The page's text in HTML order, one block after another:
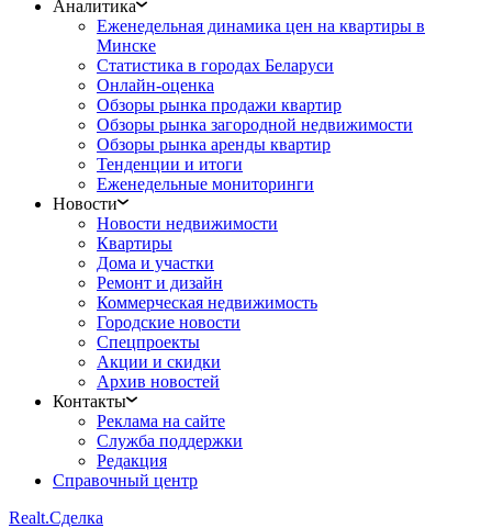
Аналитика
Еженедельная динамика цен на квартиры в
Минске
Статистика в городах Беларуси
Онлайн-оценка
Обзоры рынка продажи квартир
Обзоры рынка загородной недвижимости
Обзоры рынка аренды квартир
Тенденции и итоги
Еженедельные мониторинги
Новости
Новости недвижимости
Квартиры
Дома и участки
Ремонт и дизайн
Коммерческая недвижимость
Городские новости
Спецпроекты
Акции и скидки
Архив новостей
Контакты
Реклама на сайте
Служба поддержки
Редакция
Справочный центр
Realt.Сделка